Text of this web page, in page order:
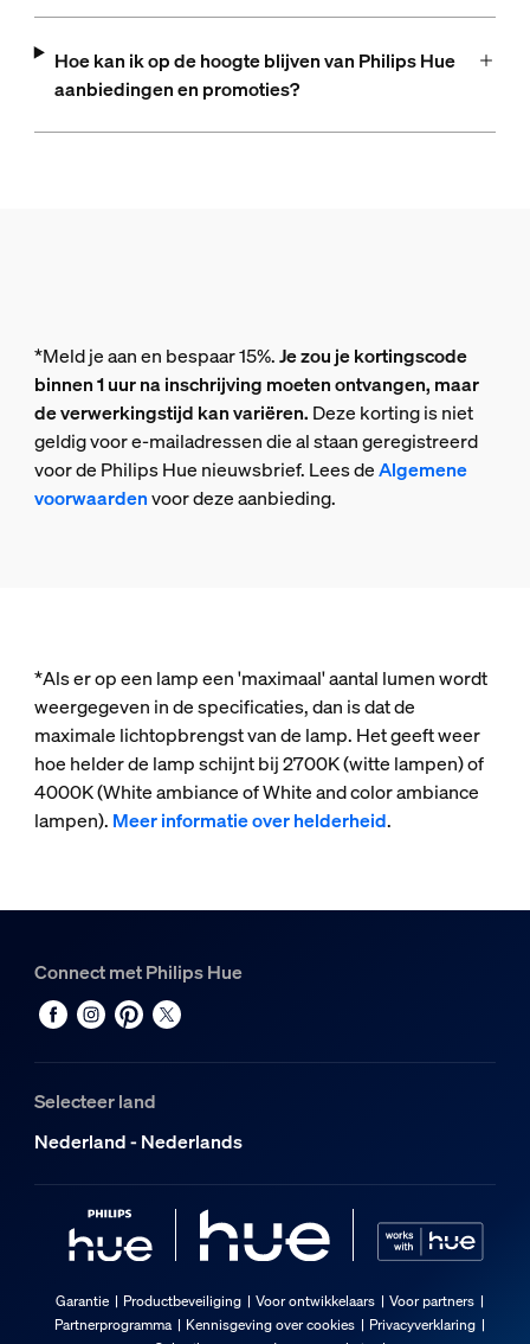
Hoe kan ik op de hoogte blijven van Philips Hue
aanbiedingen en promoties?
*Meld je aan en bespaar 15%.Je zou je kortingscode
binnen 1 uur na inschrijving moeten ontvangen, maar
de verwerkingstijd kan variëren. Deze korting is niet
geldig voor e-mailadressen die al staan geregistreerd
voor de Philips Hue nieuwsbrief. Lees deAlgemene
voorwaardenvoor deze aanbieding.
*Als er op een lamp een 'maximaal' aantal lumen wordt
weergegeven in de specificaties, dan is dat de
maximale lichtopbrengst van de lamp. Het geeft weer
hoe helder de lamp schijnt bij 2700K (witte lampen) of
4000K (White ambiance of White and color ambiance
lampen). Meer informatie over helderheid.
Connect met Philips Hue
Selecteer land
Nederland - Nederlands
Garantie Productbeveiliging Voor ontwikkelaars
Voor partners
Partnerprogramma
Kennisgeving over cookies
Privacyverklaring